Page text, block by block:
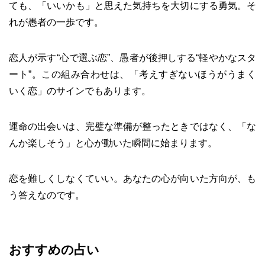
ても、「いいかも」と思えた気持ちを大切にする勇気。そ
れが愚者の一歩です。
恋人が示す“心で選ぶ恋”、愚者が後押しする“軽やかなスタ
ート”。この組み合わせは、「考えすぎないほうがうまく
いく恋」のサインでもあります。
運命の出会いは、完璧な準備が整ったときではなく、「な
んか楽しそう」と心が動いた瞬間に始まります。
恋を難しくしなくていい。あなたの心が向いた方向が、も
う答えなのです。
おすすめの占い